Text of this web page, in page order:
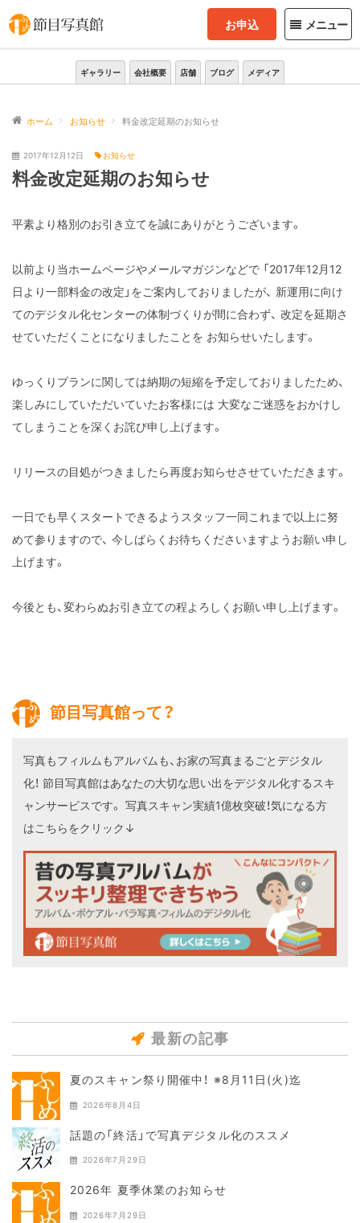
メニュー
お申込
ギャラリー 会社概要 店舗 ブログ メディア
ホーム お知らせ 料金改定延期のお知らせ
2017年12月12日 お知らせ
料金改定延期のお知らせ
平素より格別のお引き立てを誠にありがとうございます。
以前より当ホームページやメールマガジンなどで 「2017年12月12
日より一部料金の改定」をご案内しておりましたが、 新運用に向け
てのデジタル化センターの体制づくりが間に合わず、 改定を延期さ
せていただくことになりましたことを お知らせいたします。
ゆっくりプランに関しては納期の短縮を予定しておりましたため、
楽しみにしていただいていたお客様には 大変なご迷惑をおかけし
てしまうことを深くお詫び申し上げます。
リリースの目処がつきましたら再度お知らせさせていただきます。
一日でも早くスタートできるようスタッフ一同これまで以上に努
めて参りますので、 今しばらくお待ちくださいますようお願い申し
上げます。
今後とも、変わらぬお引き立ての程よろしくお願い申し上げます。
節目写真館って？
写真もフィルムもアルバムも、お家の写真まるごとデジタル
化！ 節目写真館はあなたの大切な思い出をデジタル化するスキ
ャンサービスです。 写真スキャン実績1億枚突破！気になる方
はこちらをクリック↓
最新の記事
夏のスキャン祭り開催中！ ※8月11日(火)迄
2026年8月4日
話題の「終活」で写真デジタル化のススメ
2026年7月29日
2026年 夏季休業のお知らせ
2026年7月29日